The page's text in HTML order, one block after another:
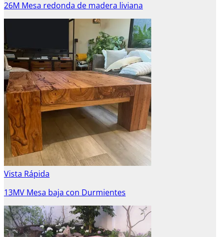
26M Mesa redonda de madera liviana
Vista Rápida
13MV Mesa baja con Durmientes